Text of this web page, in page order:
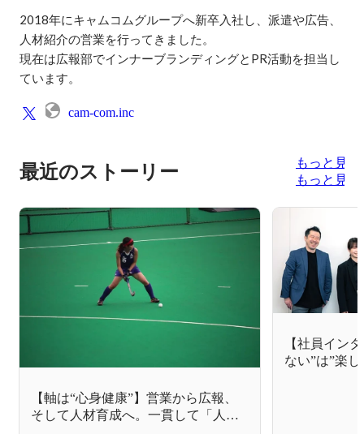
2018年にキャムコムグループへ新卒入社し、派遣や広告、
人材紹介の営業を行ってきました。
現在は広報部でインナーブランディングとPR活動を担当し
cam-com.inc
最近のストーリー
もっと見る
もっと見る
【軸は“心身健康”】営業から広報、
そして人材育成へ。一貫して「人」
【社員イン
ない”は”楽